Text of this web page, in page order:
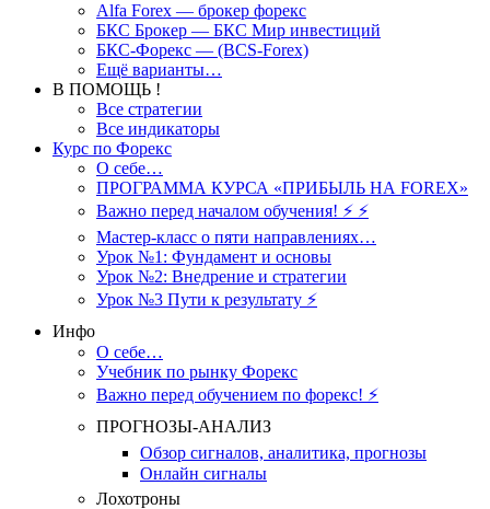
Alfa Forex — брокер форекс
БКС Брокер — БКС Мир инвестиций
БКС-Форекс — (BCS-Forex)
Ещё варианты…
В ПОМОЩЬ !
Все стратегии
Все индикаторы
Курс по Форекс
О себе…
ПРОГРАММА КУРСА «ПРИБЫЛЬ НА FOREX»
Важно перед началом обучения! ⚡ ⚡
Мастер-класс о пяти направлениях…
Урок №1: Фундамент и основы
Урок №2: Внедрение и стратегии
Урок №3 Пути к результату ⚡️
Инфо
О себе…
Учебник по рынку Форекс
Важно перед обучением по форекс! ⚡
ПРОГНОЗЫ-АНАЛИЗ
Обзор сигналов, аналитика, прогнозы
Онлайн сигналы
Лохотроны